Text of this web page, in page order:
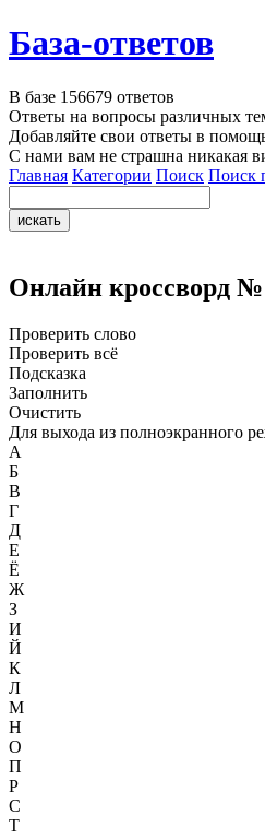
База-ответов
В базе 156679 ответов
Ответы на вопросы различных
Добавляйте свои ответы в
С нами вам не страшна никакая
Главная Категории Поиск Поиск
Онлайн кроссворд №
Проверить слово
Проверить всё
Подсказка
Заполнить
Очистить
Для выхода из полноэкранного
А
Б
В
Г
Д
Е
Ё
Ж
З
И
Й
К
Л
М
Н
О
П
Р
С
Т